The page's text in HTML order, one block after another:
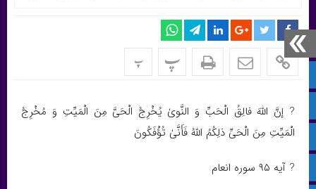
صفحه نخست
پیام‌ رسان بله
سروش
پ پ
? إنَّ اللَّهَ فالِقُ الْحَبِّ وَ النَّویٰ‏ یُخْرِجُ الْحَیَّ مِنَ الْمَیِّتِ وَ مُخْرِجُ
الْمَیِّتِ مِنَ الْحَیِّ ذلِکُمُ اللَّهُ فَأَنَّیٰ تُؤْفَکُونَ
? آیه ۹۵ سوره انعام